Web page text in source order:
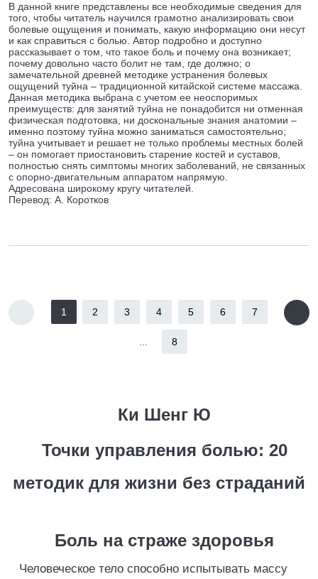
В данной книге представлены все необходимые сведения для
того, чтобы читатель научился грамотно анализировать свои
болевые ощущения и понимать, какую информацию они несут
и как справиться с болью. Автор подробно и доступно
рассказывает о том, что такое боль и почему она возникает;
почему довольно часто болит не там, где должно; о
замечательной древней методике устранения болевых
ощущений туйна – традиционной китайской системе массажа.
Данная методика выбрана с учетом ее неоспоримых
преимуществ: для занятий туйна не понадобится ни отменная
физическая подготовка, ни доскональные знания анатомии –
именно поэтому туйна можно заниматься самостоятельно;
туйна учитывает и решает не только проблемы местных болей
– он помогает приостановить старение костей и суставов,
полностью снять симптомы многих заболеваний, не связанных
с опорно-двигательным аппаратом напрямую.
Адресована широкому кругу читателей.
Перевод: А. Коротков
1 2 3 4 5 6 7
8
Ки Шенг Ю
Точки управления болью: 20
методик для жизни без страданий
Боль на страже здоровья
Человеческое тело способно испытывать массу